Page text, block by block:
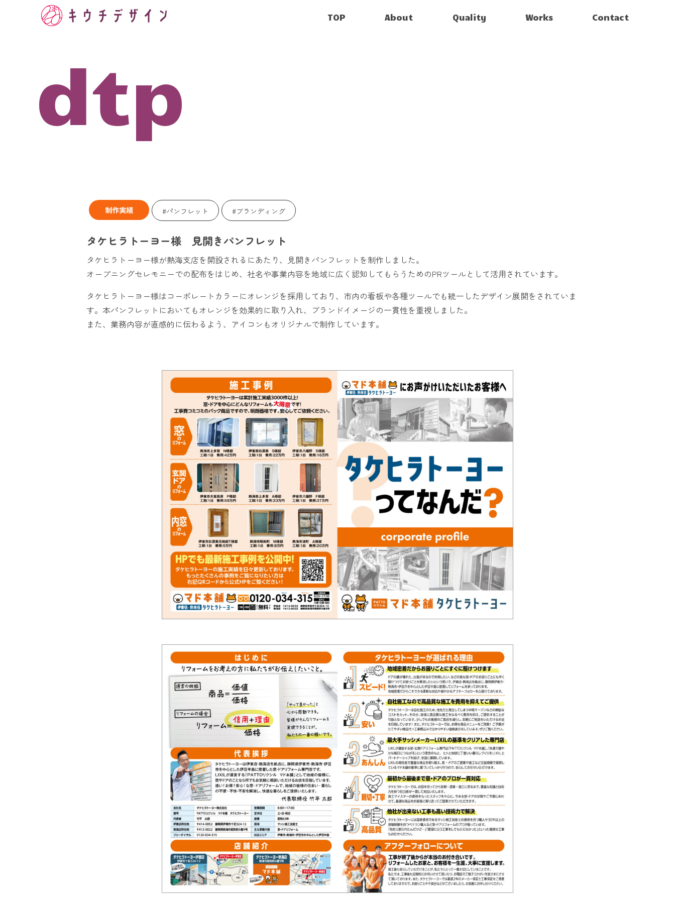
TOP About Quality Works Contact
dtp
制作実績 パンフレット ブランディング
タケヒラトーヨー様 見開きパンフレット
タケヒラトーヨー様が熱海支店を開設されるにあたり、見開きパンフレットを制作しました。
オープニングセレモニーでの配布をはじめ、社名や事業内容を地域に広く認知してもらうためのPRツールとして活用されています。
タケヒラトーヨー様はコーポレートカラーにオレンジを採用しており、市内の看板や各種ツールでも統一したデザイン展開をされていま
す。本パンフレットにおいてもオレンジを効果的に取り入れ、ブランドイメージの一貫性を重視しました。
また、業務内容が直感的に伝わるよう、アイコンもオリジナルで制作しています。